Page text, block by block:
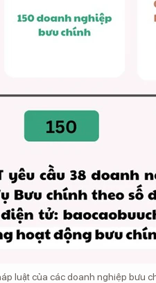
luật của các doanh nghiệp bưu